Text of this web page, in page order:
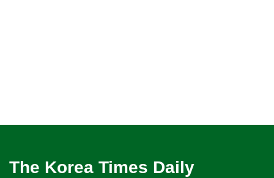
The Korea Times Daily